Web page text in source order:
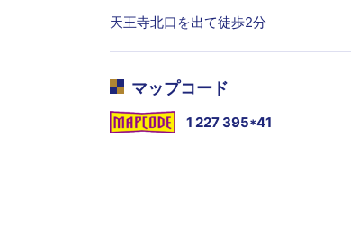
天王寺北口を出て徒歩2分
マップコード
1 227 395*41